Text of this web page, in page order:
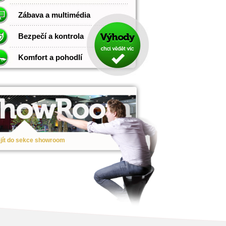
Zábava a multimédia
Bezpečí a kontrola
Komfort a pohodlí
do sekce showroom